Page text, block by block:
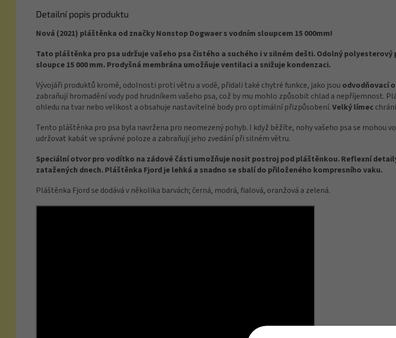
Detailní popis produktu
Nová (2021) pláštěnka od značky Nonstop Dogwaer s vodním sloupcem 15 000mm!
Tato pláštěnka pro psa udržuje vašeho psa čistého a suchého i v silném dešti. Odolný
sloupce 15 000 mm. Prodyšná membrána umožňuje ventilaci a snižuje kondenzaci.
Vývojáři produktů kromě, odolnosti proti větru a vodě, přidali také chytré funkce, jako jsou odvodňovací
zabraňují hromadění vody pod hrudníkem vašeho psa, což by mu mohlo způsobit chlad a nepříjemnost.
ohledu na tvar nebo velikost a obsahuje nastavitelné body pro optimální přizpůsobení.Velký límec
Tento pláštěnka pro psa byla navržena pro neomezený pohyb. I když běžíte, nohy vašeho psa se mohou
udržovat kabát ve správné poloze a zabraňují jeho zvedání při silném větru.
Speciální otvor pro vodítko na zádové části umožňuje nosit postroj pod pláštěnkou. Reflexní
zatažených dnech. Pláštěnka Fjord je lehká a snadno se sbalí do přiloženého kompresního vaku.
Pláštěnka Fjord se dodává v několika barvách; černá, modrá, fialová, oranžová a zelená.